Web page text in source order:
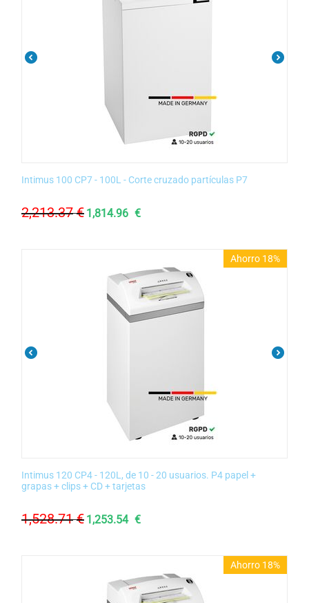
Intimus 100 CP7 - 100L - Corte cruzado partículas P7
2,213.37 € 1,814.96 €
Ahorro 18%
Intimus 120 CP4 - 120L, de 10 - 20 usuarios. P4 papel +
grapas + clips + CD + tarjetas
1,528.71 € 1,253.54 €
Ahorro 18%